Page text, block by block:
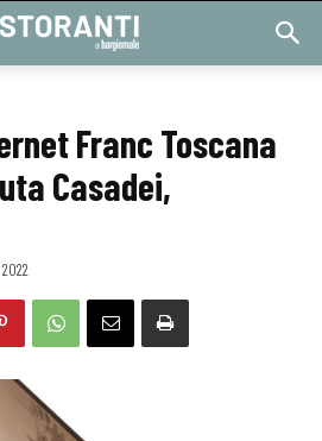
Franc Toscana
Casadei,